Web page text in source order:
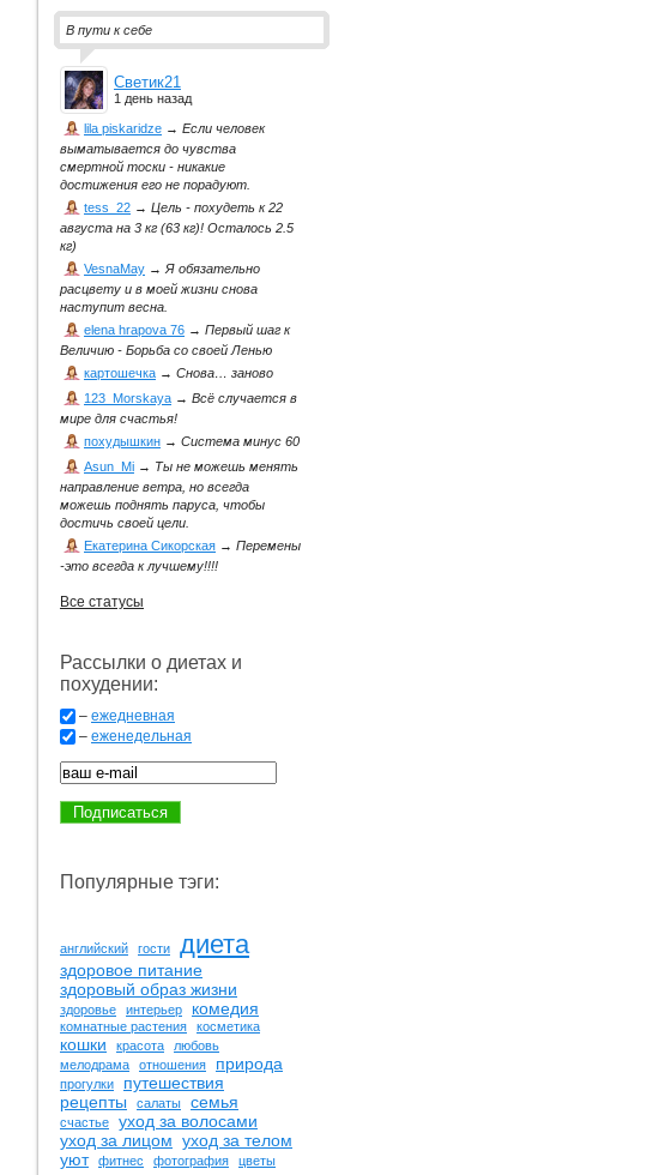
В пути к себе
Светик21
1 день назад
lila piskaridze → Если человек
выматывается до чувства
смертной тоски - никакие
достижения его не порадуют.
tess_22 → Цель - похудеть к 22
августа на 3 кг (63 кг)! Осталось 2.5
кг)
VesnaMay →Я обязательно
расцвету и в моей жизни снова
наступит весна.
elena hrapova 76 → Первый шаг к
Величию - Борьба со своей Ленью
картошечка → Снова… заново
123_Morskaya → Всё случается в
мире для счастья!
похудышкин → Система минус 60
Asun_Mi → Ты не можешь менять
направление ветра, но всегда
можешь поднять паруса, чтобы
достичь своей цели.
Екатерина Сикорская → Перемены
-это всегда к лучшему!!!!
Все статусы
Рассылки о диетах и
похудении:
– ежедневная
– еженедельная
Популярные тэги:
английский гости диета
здоровое питание
здоровый образ жизни
здоровье интерьер комедия
комнатные растения косметика
кошки красота
любовь
мелодрама
отношения природа
прогулки
путешествия
рецепты
салаты семья
счастье
уход за волосами
уход за лицом уход за телом
уют
фитнес фотография
цветы